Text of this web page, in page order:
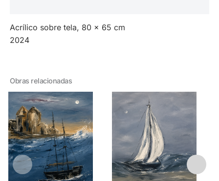
Acrílico sobre tela, 80 x 65 cm
2024
Obras relacionadas